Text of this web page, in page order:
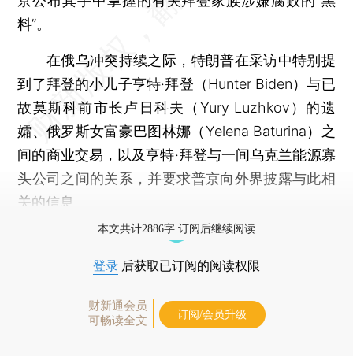
料”。
在俄乌冲突持续之际，特朗普在采访中特别提
到了拜登的小儿子亨特·拜登（Hunter Biden）与已
故莫斯科前市长卢日科夫（Yury Luzhkov）的遗
孀、俄罗斯女富豪巴图林娜（Yelena Baturina）之
间的商业交易，以及亨特·拜登与一间乌克兰能源寡
头公司之间的关系，并要求普京向外界披露与此相
关的信息。
本文共计2886字 订阅后继续阅读
登录 后获取已订阅的阅读权限
财新通会员
可畅读全文
订阅/会员升级